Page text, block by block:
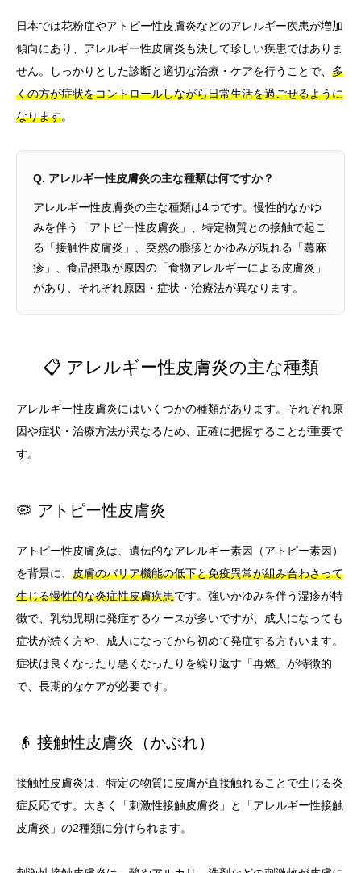
日本では花粉症やアトピー性皮膚炎などのアレルギー疾患が増加
傾向にあり、アレルギー性皮膚炎も決して珍しい疾患ではありま
せん。しっかりとした診断と適切な治療・ケアを行うことで、 多
くの方が症状をコントロールしながら日常生活を過ごせるように
なります。
Q. アレルギー性皮膚炎の主な種類は何ですか？
アレルギー性皮膚炎の主な種類は4つです。慢性的なかゆ
みを伴う「アトピー性皮膚炎」、特定物質との接触で起こ
る「接触性皮膚炎」、突然の膨疹とかゆみが現れる「蕁麻
疹」、食品摂取が原因の「食物アレルギーによる皮膚炎」
があり、それぞれ原因・症状・治療法が異なります。
📋 アレルギー性皮膚炎の主な種類
アレルギー性皮膚炎にはいくつかの種類があります。それぞれ原
因や症状・治療方法が異なるため、正確に把握することが重要で
す。
🦠 アトピー性皮膚炎
アトピー性皮膚炎は、遺伝的なアレルギー素因（アトピー素因）
を背景に、 皮膚のバリア機能の低下と免疫異常が組み合わさって
生じる慢性的な炎症性皮膚疾患です。強いかゆみを伴う湿疹が特
徴で、乳幼児期に発症するケースが多いですが、成人になっても
症状が続く方や、成人になってから初めて発症する方もいます。
症状は良くなったり悪くなったりを繰り返す「再燃」が特徴的
で、長期的なケアが必要です。
👴 接触性皮膚炎（かぶれ）
接触性皮膚炎は、特定の物質に皮膚が直接触れることで生じる炎
症反応です。大きく「刺激性接触皮膚炎」と「アレルギー性接触
皮膚炎」の2種類に分けられます。